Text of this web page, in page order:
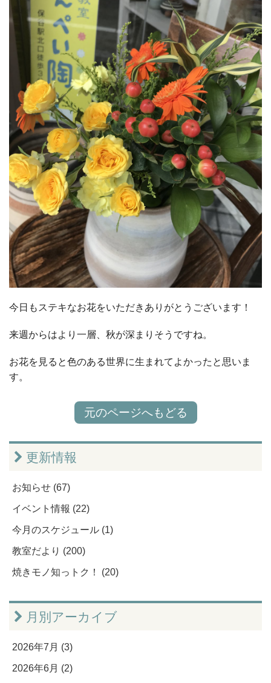
今日もステキなお花をいただきありがとうございます！
来週からはより一層、秋が深まりそうですね。
お花を見ると色のある世界に生まれてよかったと思いま
す。
元のページへもどる
更新情報
お知らせ (67)
イベント情報 (22)
今月のスケジュール (1)
教室だより (200)
焼きモノ知っトク！ (20)
月別アーカイブ
2026年7月 (3)
2026年6月 (2)